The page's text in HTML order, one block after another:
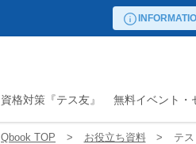
資格対策『テス友』 無料イベント・
リーダー向け講座
Qbook TOP お役立ち資料 テ